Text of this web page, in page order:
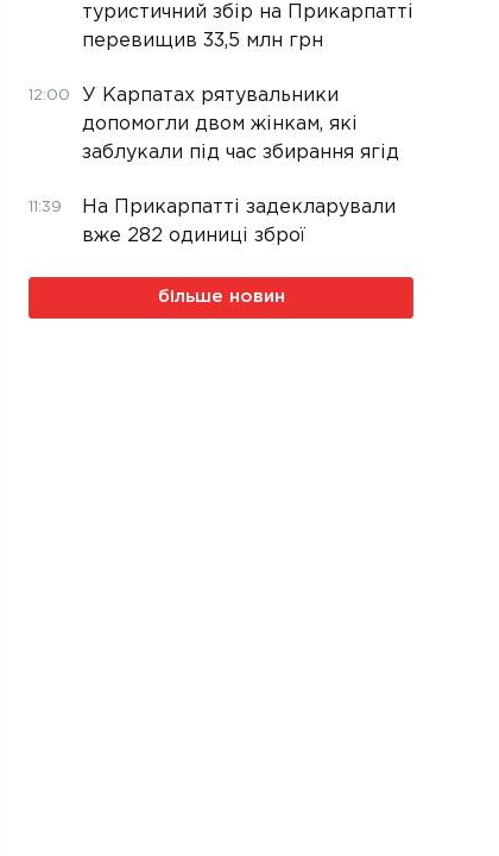
туристичний збір на Прикарпатті
перевищив 33,5 млн грн
12:00
У Карпатах рятувальники
допомогли двом жінкам, які
заблукали під час збирання ягід
11:39
На Прикарпатті задекларували
вже 282 одиниці зброї
більше новин